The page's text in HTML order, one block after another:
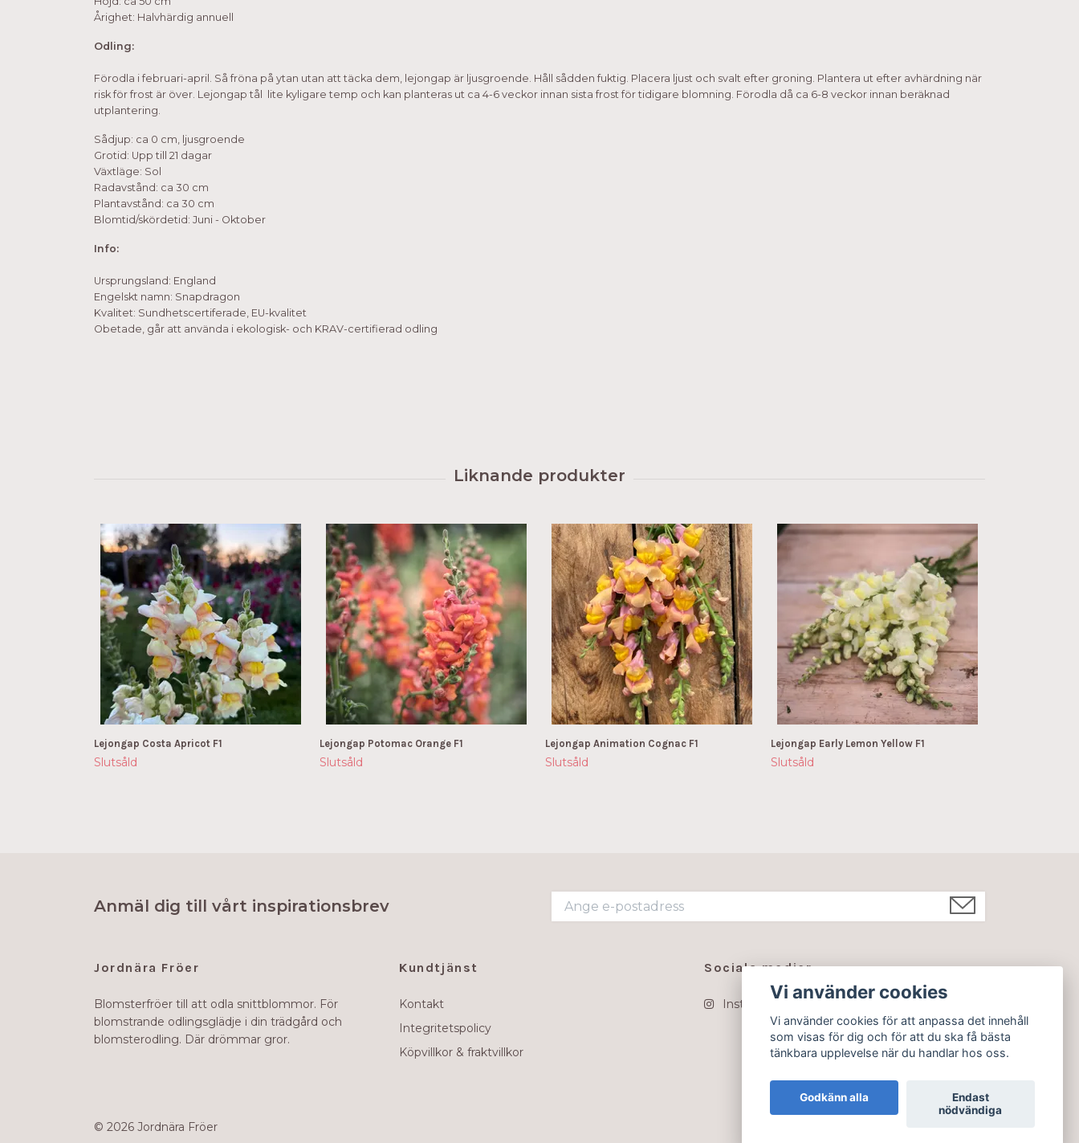
Årighet: Halvhärdig annuell
Odling:
Förodla i februari-april. Så fröna på ytan utan att täcka dem, lejongap är ljusgroende. Håll sådden fuktig. Placera ljust och svalt efter groning. Plantera ut efter avhärdning när
risk för frost är över. Lejongap tål lite kyligare temp och kan planteras ut ca 4-6 veckor innan sista frost för tidigare blomning. Förodla då ca 6-8 veckor innan beräknad
utplantering.
Sådjup: ca 0 cm, ljusgroende
Grotid: Upp till 21 dagar
Växtläge: Sol
Radavstånd: ca 30 cm
Plantavstånd: ca 30 cm
Blomtid/skördetid: Juni - Oktober
Info:
Ursprungsland: England
Engelskt namn: Snapdragon
Kvalitet: Sundhetscertiferade, EU-kvalitet
Obetade, går att använda i ekologisk- och KRAV-certifierad odling
Lejongap Costa Apricot F1
Slutsåld
Lejongap Potomac Orange F1
Slutsåld
Lejongap Animation Cognac F1
Slutsåld
Lejongap Early Lemon Yellow F1
Slutsåld
Anmäl dig till vårt inspirationsbrev
Jordnära Fröer
Blomsterfröer till att odla snittblommor. För
blomstrande odlingsglädje i din trädgård och
blomsterodling. Där drömmar gror.
Kundtjänst
Kontakt
Integritetspolicy
Köpvillkor & fraktvillkor
Sociala medier
Instagram
© 2026 Jordnära Fröer
Vi använder cookies
Vi använder cookies för att anpassa det innehåll
som visas för dig och för att du ska få bästa
tänkbara upplevelse när du handlar hos oss.
Godkänn alla
Endast
nödvändiga